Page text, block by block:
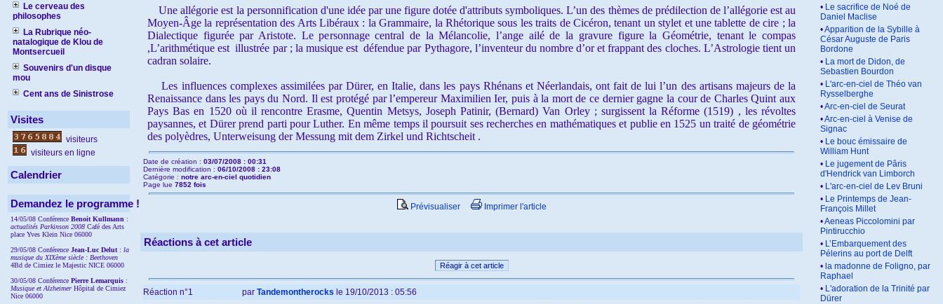
Le cerveau des
philosophes
La Rubrique néo-
natalogique de Klou de
Montsercueil
Souvenirs d'un disque
mou
Cent ans de Sinistrose
Visites
visiteurs
visiteurs en ligne
Calendrier
Demandez le programme !
14/05/08 Conférence Benoit Kullmann :
actualités Parkinson 2008 Café des Arts
place Yves Klein Nice 06000
29/05/08 Conférence Jean-Luc Delut : la
musique du XIXème siècle : Beethoven
4Bd de Cimiez le Majestic NICE 06000
30/05/08 Conférence Pierre Lemarquis :
Musique et Alzheimer Hôpital de Cimiez
Nice 06000
Une allégorie est la personnification d'une idée par une figure dotée d'attributs symboliques. L’un des thèmes de prédilection de l’allégorie est au
Moyen-Âge la représentation des Arts Libéraux : la Grammaire, la Rhétorique sous les traits de Cicéron, tenant un stylet et une tablette de cire ; la
Dialectique figurée par Aristote. Le personnage central de la Mélancolie, l’ange ailé de la gravure figure la Géométrie, tenant le compas
,L’arithmétique est illustrée par ; la musique est défendue par Pythagore, l’inventeur du nombre d’or et frappant des cloches. L’Astrologie tient un
cadran solaire.
Les influences complexes assimilées par Dürer, en Italie, dans les pays Rhénans et Néerlandais, ont fait de lui l’un des artisans majeurs de la
Renaissance dans les pays du Nord. Il est protégé par l’empereur Maximilien Ier, puis à la mort de ce dernier gagne la cour de Charles Quint aux
Pays Bas en 1520 où il rencontre Erasme, Quentin Metsys, Joseph Patinir, (Bernard) Van Orley ; surgissent la Réforme (1519) , les révoltes
paysannes, et Dürer prend parti pour Luther. En même temps il poursuit ses recherches en mathématiques et publie en 1525 un traité de géométrie
des polyèdres, Unterweisung der Messung mit dem Zirkel und Richtscheit .
Date de création : 03/07/2008 : 00:31
Dernière modification : 06/10/2008 : 23:08
Catégorie : notre arc-en-ciel quotidien
Page lue 7852 fois
Prévisualiser Imprimer l'article
Réactions à cet article
Réagir à cet article
Réaction n°1 par Tandemontherocks le 19/10/2013 : 05:56
• Le sacrifice de Noé de
Daniel Maclise
•Apparition de la Sybille à
César Auguste de Paris
Bordone
• La mort de Didon, de
Sebastien Bourdon
• L'arc-en-ciel de Théo van
Rysselberghe
•Arc-en-ciel de Seurat
•Arc-en-ciel à Venise de
Signac
• Le bouc émissaire de
William Hunt
• Le jugement de Pâris
d'Hendrick van Limborch
• L'arc-en-ciel de Lev Bruni
• Le Printemps de Jean-
François Millet
•Aeneas Piccolomini par
Pintirucchio
• L’Embarquement des
Pélerins au port de Delft
• la madonne de Foligno, par
Raphael
• L'adoration de la Trinité par
Dürer